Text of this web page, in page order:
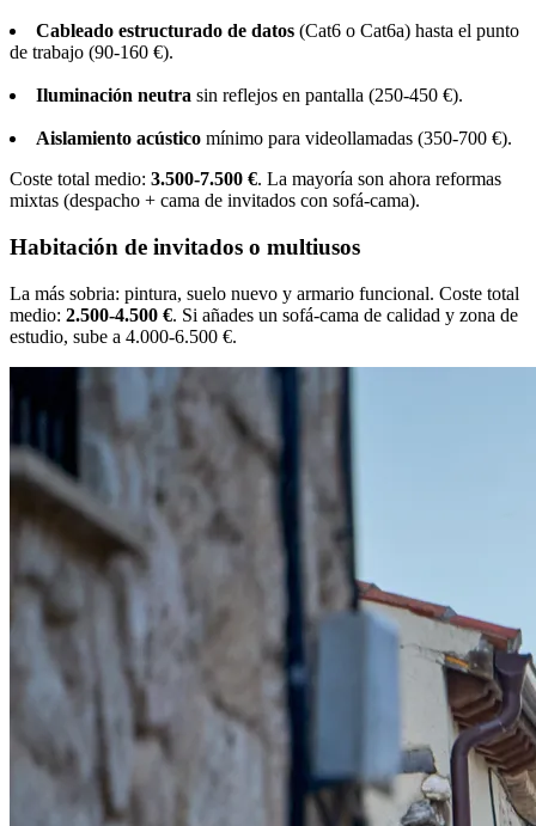
Cableado estructurado de datos (Cat6 o Cat6a) hasta el punto
de trabajo (90-160 €).
Iluminación neutra sin reflejos en pantalla (250-450 €).
Aislamiento acústico mínimo para videollamadas (350-700 €).
Coste total medio: 3.500-7.500 €. La mayoría son ahora reformas
mixtas (despacho + cama de invitados con sofá-cama).
Habitación de invitados o multiusos
La más sobria: pintura, suelo nuevo y armario funcional. Coste total
medio: 2.500-4.500 €. Si añades un sofá-cama de calidad y zona de
estudio, sube a 4.000-6.500 €.